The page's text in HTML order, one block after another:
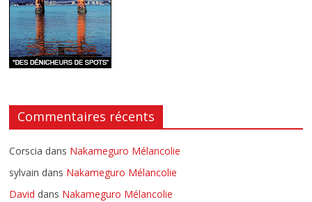
Commentaires récents
Corscia dans Nakameguro Mélancolie
sylvain dans Nakameguro Mélancolie
David dans Nakameguro Mélancolie